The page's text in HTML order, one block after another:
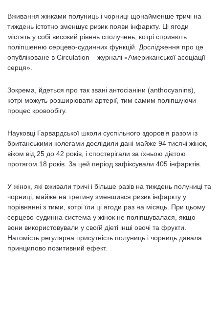
Вживання жінками полуниць і чорниці щонайменше тричі на
тиждень істотно зменшує ризик появи інфаркту. Ці ягоди
містять у собі високий рівень сполучень, котрі сприяють
поліпшенню серцево-судинних функцій. Дослідження про це
опубліковане в Circulation – журналі «Американської асоціації
серця».
Зокрема, йдеться про так звані антосіаніни (anthocyanins),
котрі можуть розширювати артерії, тим самим поліпшуючи
процес кровообігу.
Науковці Гарвардської школи суспільного здоров’я разом із
британськими колегами дослідили дані майже 94 тисячі жінок,
віком від 25 до 42 років, і спостерігали за їхньою дієтою
протягом 18 років. За цей період зафіксували 405 інфарктів.
У жінок, які вживали тричі і більше разів на тиждень полуниці та
чорниці, майже на третину зменшився ризик інфаркту у
порівнянні з тими, котрі їли ці ягоди раз на місяць. При цьому
серцево-судинна система у жінок не поліпшувалася, якщо
вони використовували у своїй діеті інші овочі та фрукти.
Натомість регулярна присутність полуниць і чорниць давала
принципово позитивний ефект.